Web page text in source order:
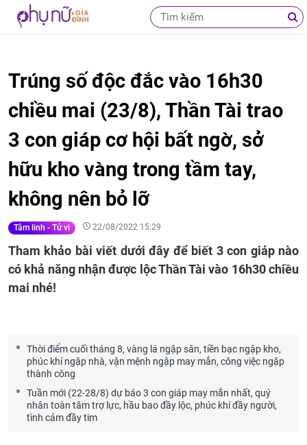
Trúng số độc đắc vào 16h30
chiều mai (23/8), Thần Tài trao
3 con giáp cơ hội bất ngờ, sở
hữu kho vàng trong tầm tay,
không nên bỏ lỡ
Tâm linh - Tử vi 22/08/2022 15:29
Tham khảo bài viết dưới đây để biết 3 con giáp nào
có khả năng nhận được lộc Thần Tài vào 16h30 chiều
mai nhé!
Thời điểm cuối tháng 8, vàng lá ngập sân, tiền bạc ngập kho,
phúc khí ngập nhà, vận mệnh ngập may mắn, công việc ngập
thành công
Tuần mới (22-28/8) dự báo 3 con giáp may mắn nhất, quý
nhân toàn tâm trợ lực, hầu bao đầy lộc, phúc khí đầy người,
tình cảm đầy tim